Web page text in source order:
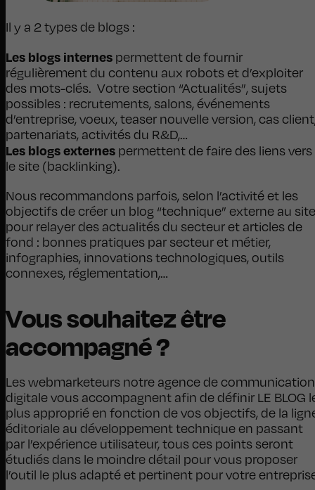
Il y a 2 types de blogs :
Les blogs internes permettent de fournir
régulièrement du contenu aux robots et d’exploiter
des mots-clés. Votre section “Actualités”, sujets
possibles : recrutements, salons, événements
d’entreprise, voeux, teaser nouvelle version, cas
partenariats, activités du R&D,…
Les blogs externes permettent de faire des liens vers
le site (backlinking).
Nous recommandons parfois, selon l’activité et les
objectifs de créer un blog “technique” externe au site
pour relayer des actualités du secteur et articles de
fond : bonnes pratiques par secteur et métier,
infographies, innovations technologiques, outils
connexes, réglementation,…
Vous souhaitez être
accompagné ?
Les webmarketeurs notre agence de communication
digitale vous accompagnent afin de définir LE BLOG
plus approprié en fonction de vos objectifs, de la
éditoriale au développement technique en passant
par l’expérience utilisateur, tous ces points seront
étudiés dans le moindre détail pour vous proposer
l’outil le plus adapté et pertinent pour votre